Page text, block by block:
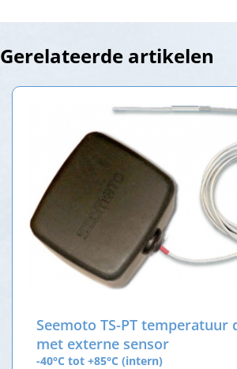
Gerelateerde artikelen
Seemoto TS-PT temperatuur
met externe sensor
-40°C tot +85°C (intern)